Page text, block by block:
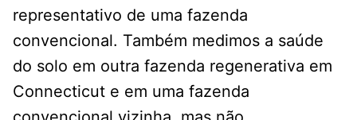
representativo de uma fazenda
convencional. Também medimos a saúde
do solo em outra fazenda regenerativa em
Connecticut e em uma fazenda